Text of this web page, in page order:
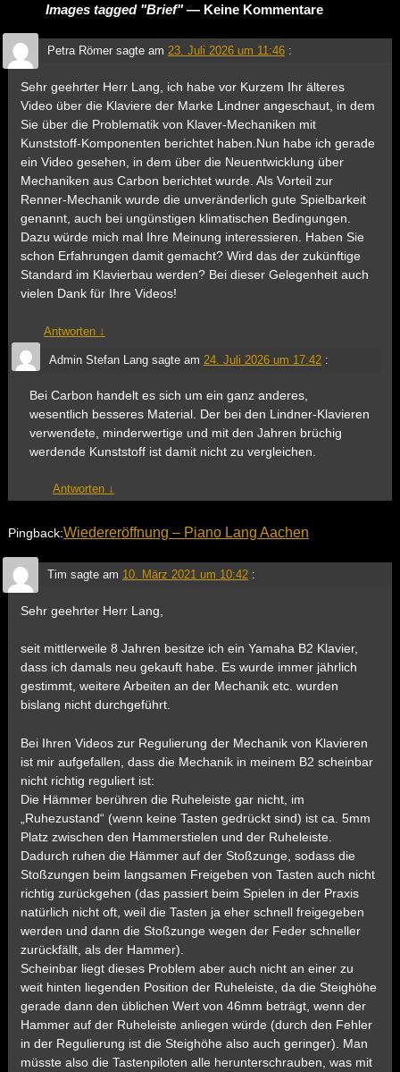
Images tagged "Brief"— Keine Kommentare
Petra Römersagte am 23. Juli 2026 um 11:46 :
Sehr geehrter Herr Lang, ich habe vor Kurzem Ihr älteres
Video über die Klaviere der Marke Lindner angeschaut, in dem
Sie über die Problematik von Klaver-Mechaniken mit
Kunststoff-Komponenten berichtet haben.Nun habe ich gerade
ein Video gesehen, in dem über die Neuentwicklung über
Mechaniken aus Carbon berichtet wurde. Als Vorteil zur
Renner-Mechanik wurde die unveränderlich gute Spielbarkeit
genannt, auch bei ungünstigen klimatischen Bedingungen.
Dazu würde mich mal Ihre Meinung interessieren. Haben Sie
schon Erfahrungen damit gemacht? Wird das der zukünftige
Standard im Klavierbau werden? Bei dieser Gelegenheit auch
vielen Dank für Ihre Videos!
Antworten ↓
Admin Stefan Langsagte am 24. Juli 2026 um 17:42 :
Bei Carbon handelt es sich um ein ganz anderes,
wesentlich besseres Material. Der bei den Lindner-Klavieren
verwendete, minderwertige und mit den Jahren brüchig
werdende Kunststoff ist damit nicht zu vergleichen.
Antworten ↓
Pingback:Wiedereröffnung – Piano Lang Aachen
Tim sagte am 10. März 2021 um 10:42 :
Sehr geehrter Herr Lang,
seit mittlerweile 8 Jahren besitze ich ein Yamaha B2 Klavier,
dass ich damals neu gekauft habe. Es wurde immer jährlich
gestimmt, weitere Arbeiten an der Mechanik etc. wurden
bislang nicht durchgeführt.
Bei Ihren Videos zur Regulierung der Mechanik von Klavieren
ist mir aufgefallen, dass die Mechanik in meinem B2 scheinbar
nicht richtig reguliert ist:
Die Hämmer berühren die Ruheleiste gar nicht, im
„Ruhezustand“ (wenn keine Tasten gedrückt sind) ist ca. 5mm
Platz zwischen den Hammerstielen und der Ruheleiste.
Dadurch ruhen die Hämmer auf der Stoßzunge, sodass die
Stoßzungen beim langsamen Freigeben von Tasten auch nicht
richtig zurückgehen (das passiert beim Spielen in der Praxis
natürlich nicht oft, weil die Tasten ja eher schnell freigegeben
werden und dann die Stoßzunge wegen der Feder schneller
zurückfällt, als der Hammer).
Scheinbar liegt dieses Problem aber auch nicht an einer zu
weit hinten liegenden Position der Ruheleiste, da die Steighöhe
gerade dann den üblichen Wert von 46mm beträgt, wenn der
Hammer auf der Ruheleiste anliegen würde (durch den Fehler
in der Regulierung ist die Steighöhe also auch geringer). Man
müsste also die Tastenpiloten alle herunterschrauben, was mit